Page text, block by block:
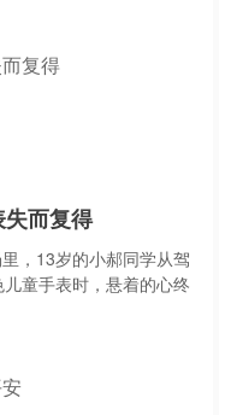
而复得
，13岁的小郝同学从驾
童手表时，悬着的心终